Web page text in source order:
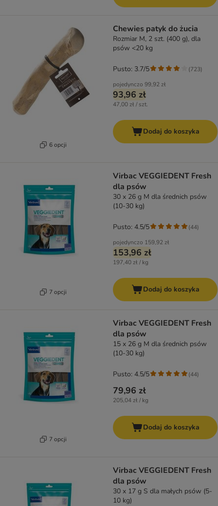
6 opcji
Chewies patyk do żucia
Rozmiar M, 2 szt. (400 g), dla
psów <20 kg
pojedynczo 99,92 zł
93,96 zł
47,00 zł / szt.
Pusto: 3.7/5 (723)
Dodaj do koszyka
7 opcji
Virbac VEGGIEDENT Fresh
dla psów
30 x 26 g M dla średnich psów
(10-30 kg)
pojedynczo 159,92 zł
153,96 zł
197,40 zł / kg
Pusto: 4.5/5 (44)
Dodaj do koszyka
7 opcji
Virbac VEGGIEDENT Fresh
dla psów
15 x 26 g M dla średnich psów
(10-30 kg)
79,96 zł
205,04 zł / kg
Pusto: 4.5/5 (44)
Dodaj do koszyka
Virbac VEGGIEDENT Fresh
dla psów
30 x 17 g S dla małych psów (5-
10 kg)